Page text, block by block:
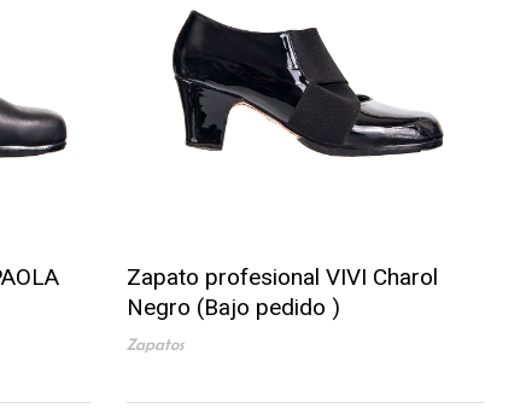
Zapato profesional VIVI Charol
Negro (Bajo pedido )
Zapatos